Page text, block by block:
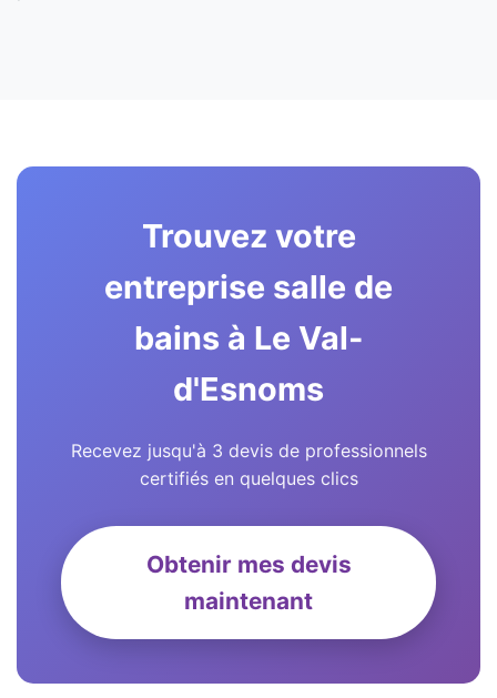
Trouvez votre
entreprise salle de
bains à Le Val-
d'Esnoms
Recevez jusqu'à 3 devis de professionnels
certifiés en quelques clics
Obtenir mes devis
maintenant